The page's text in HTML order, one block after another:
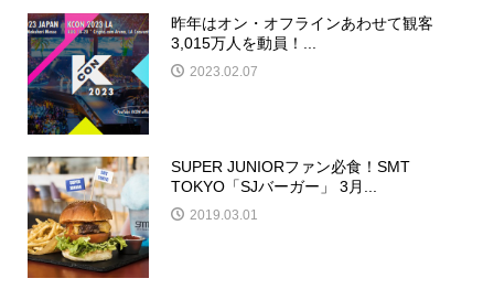
昨年はオン・オフラインあわせて観客
3,015万人を動員！...
2023.02.07
SUPER JUNIORファン必食！SMT
TOKYO「SJバーガー」 3月...
2019.03.01